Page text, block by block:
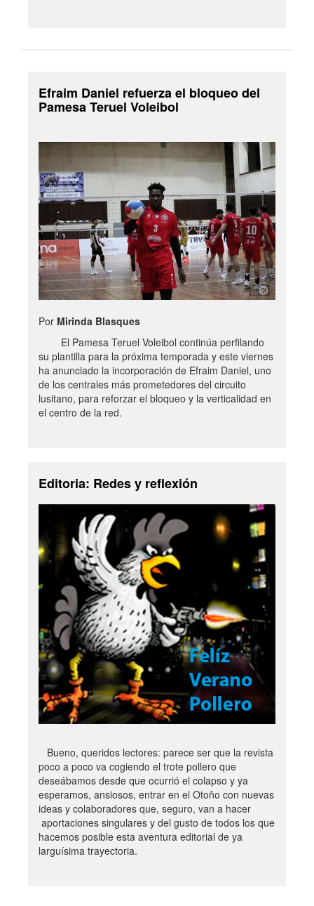
Efraim Daniel refuerza el bloqueo del
Pamesa Teruel Voleibol
Por Mirinda Blasques
El Pamesa Teruel Voleibol continúa perfilando
su plantilla para la próxima temporada y este viernes
ha anunciado la incorporación de Efraim Daniel, uno
de los centrales más prometedores del circuito
lusitano, para reforzar el bloqueo y la verticalidad en
el centro de la red.
Editoria: Redes y reflexión
Bueno, queridos lectores: parece ser que la revista
poco a poco va cogiendo el trote pollero que
deseábamos desde que ocurrió el colapso y ya
esperamos, ansiosos, entrar en el Otoño con nuevas
ideas y colaboradores que, seguro, van a hacer
aportaciones singulares y del gusto de todos los que
hacemos posible esta aventura editorial de ya
larguísima trayectoria.